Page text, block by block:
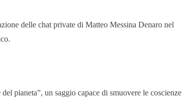
delle chat private di Matteo Messina Denaro nel
pianeta”, un saggio capace di smuovere le coscienze